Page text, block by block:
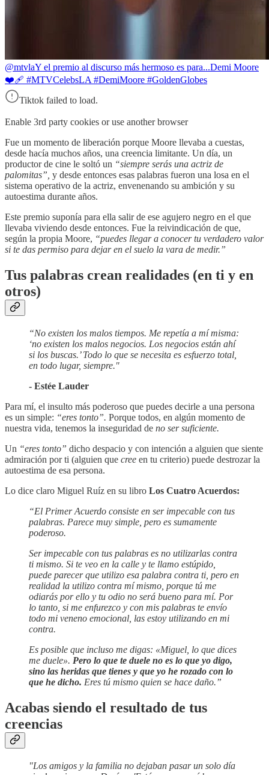
@mtvlaY el premio al discurso más hermoso es para...Demi Moore
❤️‍🩹 #MTVCelebsLA #DemiMoore #GoldenGlobes
Tiktok failed to load.
Enable 3rd party cookies or use another browser
Fue un momento de liberación porque Moore llevaba a cuestas,
desde hacía muchos años, una creencia limitante. Un día, un
productor de cine le soltó un “siempre serás una actriz de
palomitas”, y desde entonces esas palabras fueron una losa en el
sistema operativo de la actriz, envenenando su ambición y su
autoestima durante años.
Este premio suponía para ella salir de ese agujero negro en el que
llevaba viviendo desde entonces. Fue la reivindicación de que,
según la propia Moore, “puedes llegar a conocer tu verdadero valor
si te das permiso para dejar en el suelo la vara de medir.”
Tus palabras crean realidades (en ti y en
otros)
“No existen los malos tiempos. Me repetía a mí misma:
‘no existen los malos negocios. Los negocios están ahí
si los buscas.’ Todo lo que se necesita es esfuerzo total,
en todo lugar, siempre."
- Estée Lauder
Para mí, el insulto más poderoso que puedes decirle a una persona
es un simple: “eres tonto”. Porque todos, en algún momento de
nuestra vida, tenemos la inseguridad de no ser suficiente.
Un “eres tonto” dicho despacio y con intención a alguien que siente
admiración por ti (alguien que cree en tu criterio) puede destrozar la
autoestima de esa persona.
Lo dice claro Miguel Ruíz en su libro Los Cuatro Acuerdos:
“El Primer Acuerdo consiste en ser impecable con tus
palabras. Parece muy simple, pero es sumamente
poderoso.
Ser impecable con tus palabras es no utilizarlas contra
ti mismo. Si te veo en la calle y te llamo estúpido,
puede parecer que utilizo esa palabra contra ti, pero en
realidad la utilizo contra mí mismo, porque tú me
odiarás por ello y tu odio no será bueno para mí. Por
lo tanto, si me enfurezco y con mis palabras te envío
todo mi veneno emocional, las estoy utilizando en mi
contra.
Es posible que incluso me digas: «Miguel, lo que dices
me duele». Pero lo que te duele no es lo que yo digo,
sino las heridas que tienes y que yo he rozado con lo
que he dicho. Eres tú mismo quien se hace daño.”
Acabas siendo el resultado de tus
creencias
"Los amigos y la familia no dejaban pasar un solo día